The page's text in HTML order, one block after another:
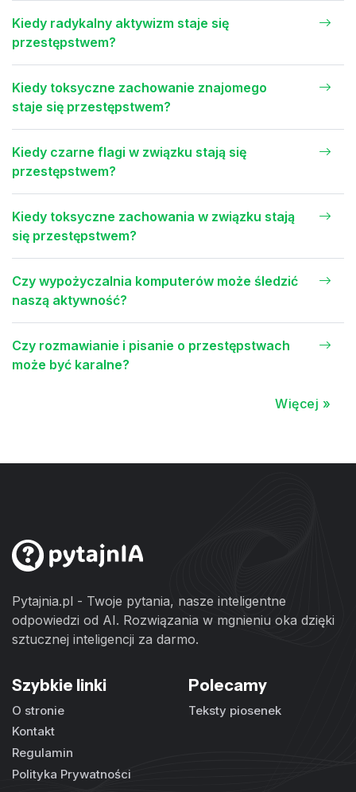
Kiedy radykalny aktywizm staje się
przestępstwem?
Kiedy toksyczne zachowanie znajomego
staje się przestępstwem?
Kiedy czarne flagi w związku stają się
przestępstwem?
Kiedy toksyczne zachowania w związku stają
się przestępstwem?
Czy wypożyczalnia komputerów może śledzić
naszą aktywność?
Czy rozmawianie i pisanie o przestępstwach
może być karalne?
Więcej »
Pytajnia.pl - Twoje pytania, nasze inteligentne
odpowiedzi od AI. Rozwiązania w mgnieniu oka dzięki
sztucznej inteligencji za darmo.
Szybkie linki
O stronie
Kontakt
Regulamin
Polityka Prywatności
Polecamy
Teksty piosenek